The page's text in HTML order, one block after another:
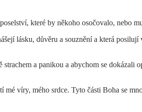
které by někoho osočovalo, nebo
lásku, důvěru a souznění a která
a panikou a abychom se
víry, mého srdce. Tyto části Boha se